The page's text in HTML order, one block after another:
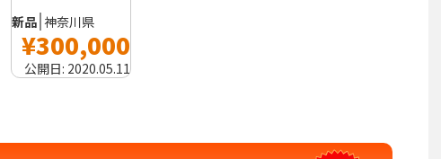
新品 神奈川県
¥300,000
公開日: 2020.05.11